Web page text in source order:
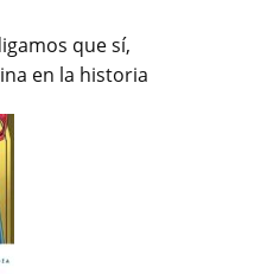
que sí,
en la historia